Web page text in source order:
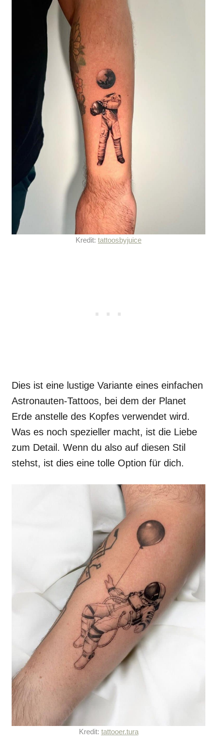
Kredit: tattoosbyjuice
Dies ist eine lustige Variante eines einfachen
Astronauten-Tattoos, bei dem der Planet
Erde anstelle des Kopfes verwendet wird.
Was es noch spezieller macht, ist die Liebe
zum Detail. Wenn du also auf diesen Stil
stehst, ist dies eine tolle Option für dich.
Kredit: tattooer.tura